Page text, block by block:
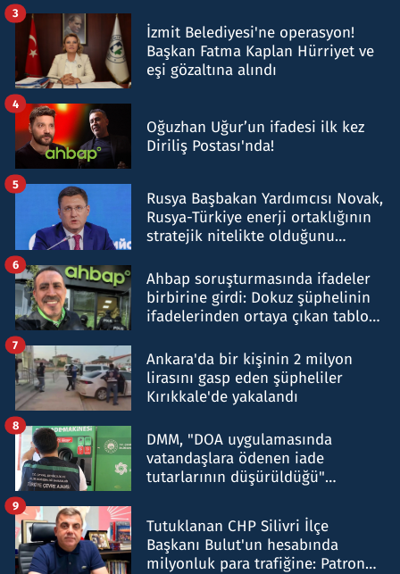
İzmit Belediyesi'ne operasyon!
Başkan Fatma Kaplan Hürriyet ve
eşi gözaltına alındı
3
Oğuzhan Uğur’un ifadesi ilk kez
Diriliş Postası'nda!
4
Rusya Başbakan Yardımcısı Novak,
Rusya-Türkiye enerji ortaklığının
stratejik nitelikte olduğunu
5
Ahbap soruşturmasında ifadeler
birbirine girdi: Dokuz şüphelinin
ifadelerinden ortaya çıkan tablo
6
Ankara'da bir kişinin 2 milyon
lirasını gasp eden şüpheliler
Kırıkkale'de yakalandı
7
DMM, "DOA uygulamasında
vatandaşlara ödenen iade
tutarlarının düşürüldüğü"
8
Tutuklanan CHP Silivri İlçe
Başkanı Bulut'un hesabında
milyonluk para trafiğine: Patron
9